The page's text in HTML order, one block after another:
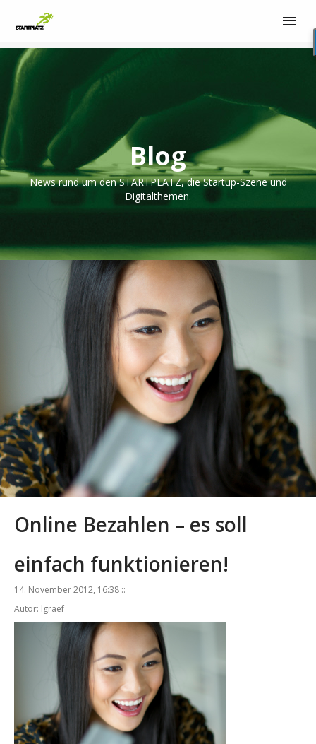
Blog
News rund um den STARTPLATZ, die Startup-Szene und
Digitalthemen.
Online Bezahlen – es soll
einfach funktionieren!
14. November 2012, 16:38 ::
Autor: lgraef